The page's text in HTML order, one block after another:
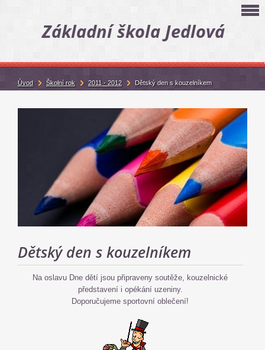
Základní škola Jedlová
Dětský den s kouzelníkem
Na oslavu Dne dětí jsou připraveny soutěže, kouzelnické
představení i opékání uzeniny.
Doporučujeme sportovní oblečení!
Úvod Školní rok 2011 - 2012 Dětský den s kouzelníkem